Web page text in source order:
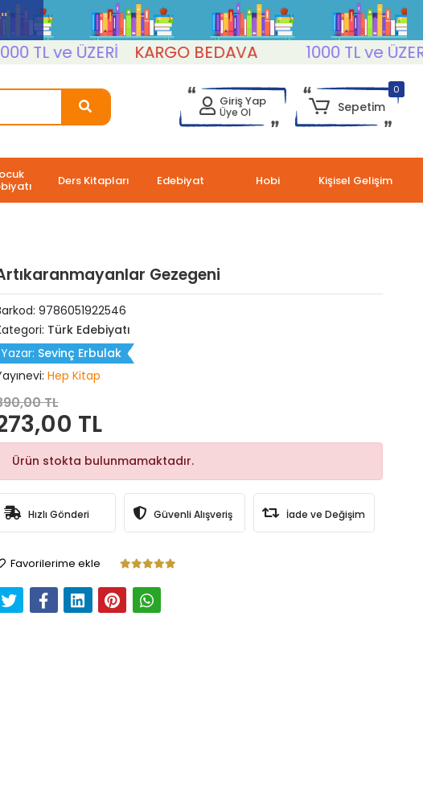
TL ve ÜZERİ KARGO BEDAVA 1000 TL ve ÜZERİ
Giriş Yap
Üye Ol
0
Sepetim
Ders Kitapları Edebiyat Hobi Kişisel Gelişim
Gezegeni
9786051922546
Türk Edebiyatı
Yazar: Sevinç Erbulak
Hep Kitap
TL
TL
Ürün stokta bulunmamaktadır.
Hızlı Gönderi Güvenli Alışveriş İade ve Değişim
Favorilerime ekle